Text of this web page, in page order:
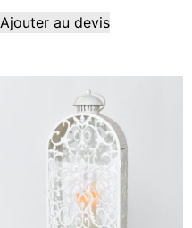
Ajouter au devis